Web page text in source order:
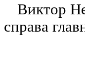
Виктор
справа